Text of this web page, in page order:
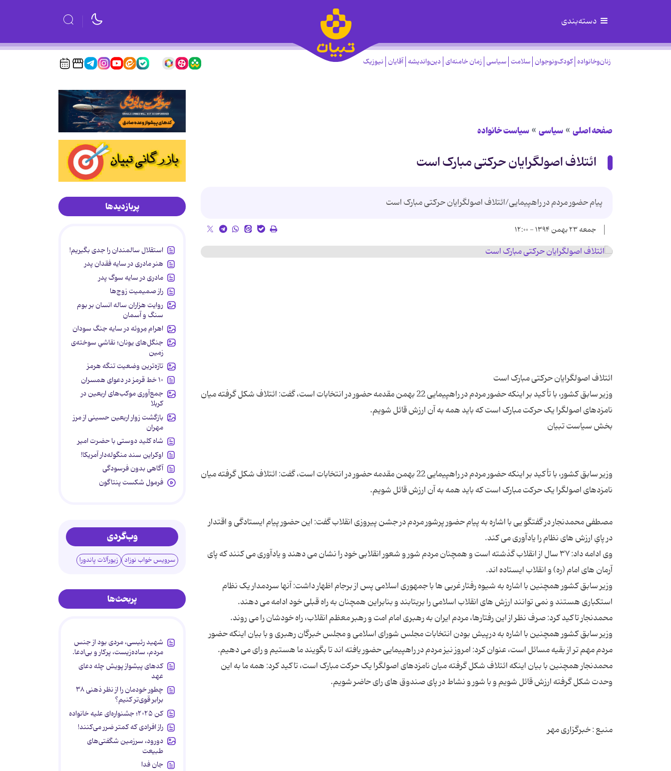
دسته‌بندی
زنان‌وخانواده کودک‌ونوجوان سلامت سیاسی زمان خامنه‌ای دین‌واندیشه آقایان نیوزیک
صفحه اصلی سیاسی سیاست خانواده
ائتلاف اصولگرایان حرکتی مبارک است
پیام حضور مردم در راهپیمایی/ائتلاف اصولگرایان حرکتی مبارک است
جمعه ۲۳ بهمن ۱۳۹۴ - ۱۲:۰۰
وزیر سابق کشور، با تأکید بر اینکه حضور مردم در راهپیمایی 22 بهمن مقدمه حضور در انتخابات است، گفت: ائتلاف شکل گرفته میان
وزیر سابق کشور، با تأکید بر اینکه حضور مردم در راهپیمایی 22 بهمن مقدمه حضور در انتخابات است، گفت: ائتلاف شکل گرفته میان
مصطفی محمدنجار در گفتگو یی با اشاره به پیام حضور پرشور مردم در جشن پیروزی انقلاب گفت: این حضور پیام ایستادگی و اقتدار
وی ادامه داد: ۳۷ سال از انقلاب گذشته است و همچنان مردم شور و شعور انقلابی خود را نشان می دهند و یادآوری می کنند که پای
وزیر سابق کشور همچنین با اشاره به شیوه رفتار غربی ها با جمهوری اسلامی پس از برجام اظهار داشت: آنها سردمدار یک نظام
وزیر سابق کشور همچنین با اشاره به درپیش بودن انتخابات مجلس شورای اسلامی و مجلس خبرگان رهبری و با بیان اینکه حضور
محمدنجار همچنین با بیان اینکه ائتلاف شکل گرفته میان نامزدهای اصولگرا یک حرکت مبارک است، تاکید کرد: همه ما به این
منبع : خبرگزاری مهر
پربازدیدها
استقلال سالمندان را جدی بگیریم!
هنر مادری در سایه‌ فقدان پدر
مادری در سایه سوگ پدر
راز صمیمیت زوج‌ها
روایت هزاران ساله انسان بر بوم
سنگ و آسمان
اهرام مِروئه در سایه جنگ سودان
جنگل‌های یونان؛ نقاشیِ سوخته‌ی
زمین
تازه‌ترین وضعیت تنگه هرمز
۱۰ خط قرمز در دعوای همسران
جمع‌آوری موکب‌های اربعین در
کربلا
بازگشت زوار اربعین حسینی از مرز
مهران
شاه کلید دوستی با حضرت امیر
اوکراین سند منگوله‌دار آمریکا!
آگاهی بدون فرسودگی
فرمول شکست پنتاگون
وب‌گردی
سرویس خواب نوزاد زیورآلات پاندورا
پربحث‌ها
شهید رئیسی، مردی بود از جنس
مردم، ساده‌زیست، پرکار و بی‌ادعا.
کدهای پیشواز پویش چله دعای
عهد
چطور خودمان را از نظر ذهنی ۳۸
برابر قوی‌تر کنیم؟
کن ۲۰۲۵؛ جشنواره‌ای علیه خانواده
راز افرادی که کمتر ضرر می‌کنند!
دورود، سرزمین شگفتی‌های
طبیعت
جان فدا